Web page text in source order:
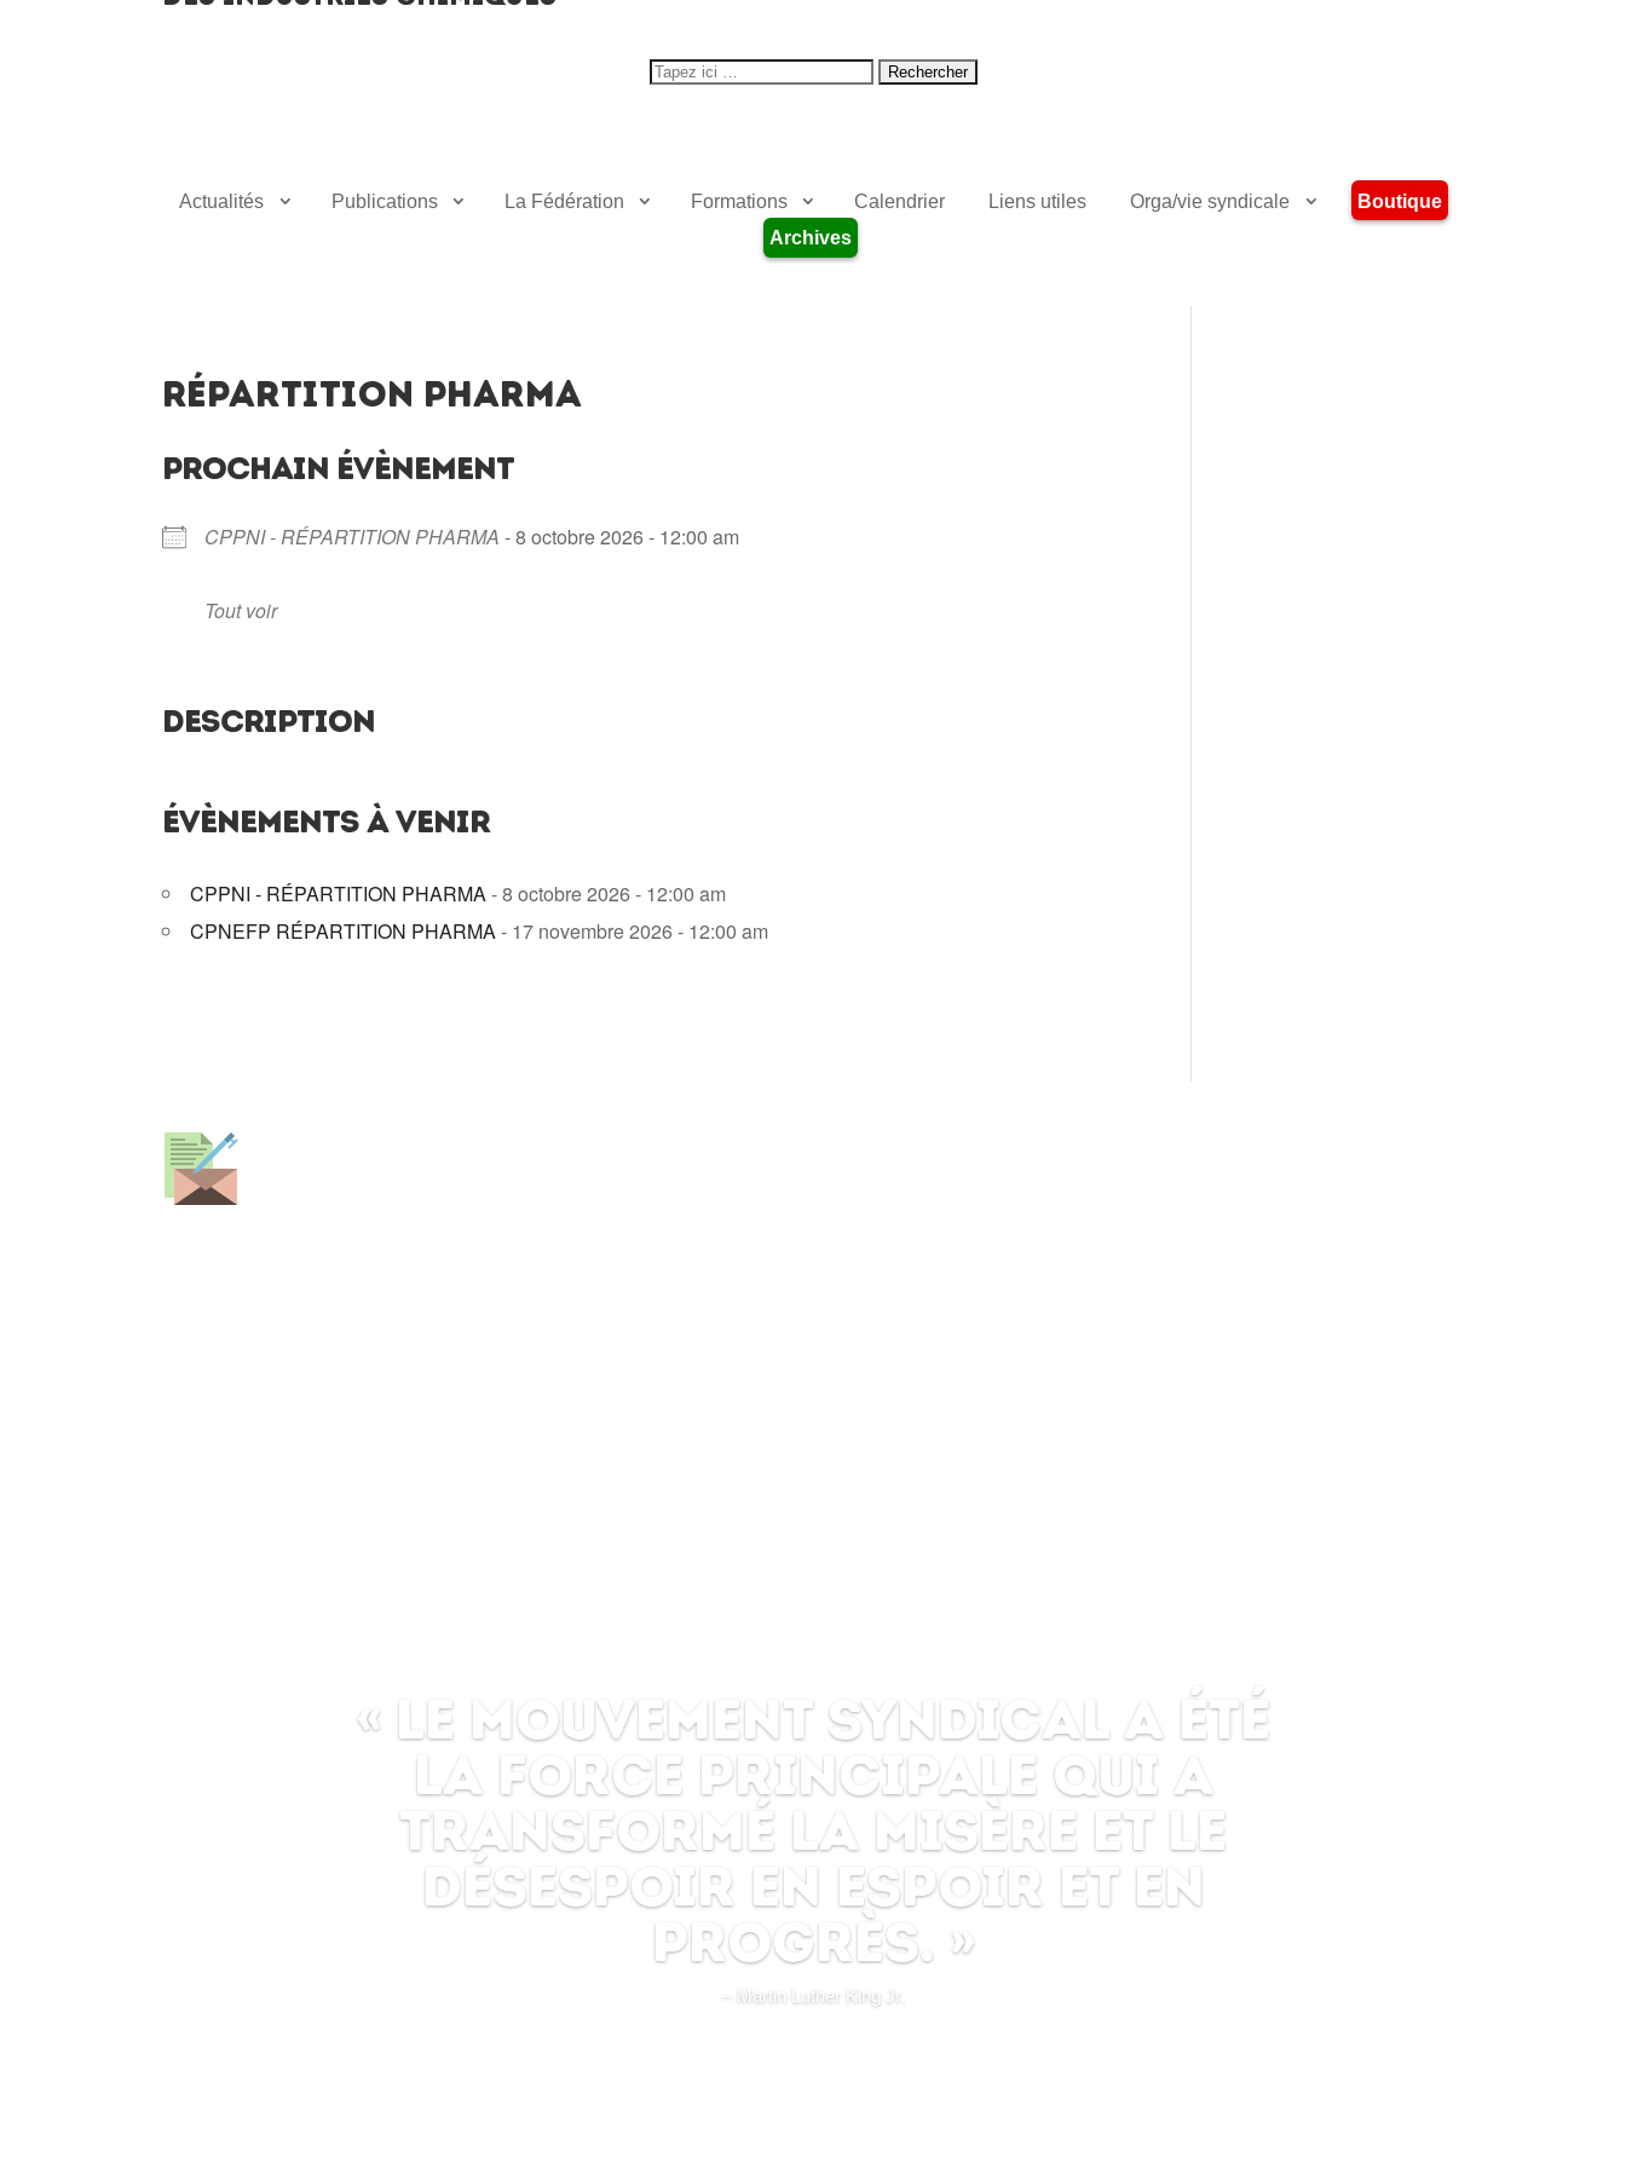
Search
Actualités Publications La Fédération Formations Calendrier Liens utiles Orga/vie syndicale
Boutique
Archives
Répartition Pharma
PROCHAIN ÉVÈNEMENT
CPPNI - RÉPARTITION PHARMA - 8 octobre 2026 - 12:00 am
Tout voir
DESCRIPTION
ÉVÈNEMENTS À VENIR
CPPNI - RÉPARTITION PHARMA- 8 octobre 2026 - 12:00 am
CPNEFP RÉPARTITION PHARMA- 17 novembre 2026 - 12:00 am